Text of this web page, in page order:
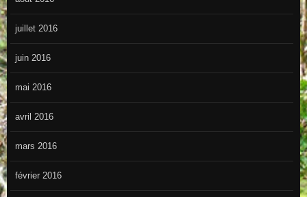
juillet 2016
juin 2016
mai 2016
avril 2016
mars 2016
février 2016